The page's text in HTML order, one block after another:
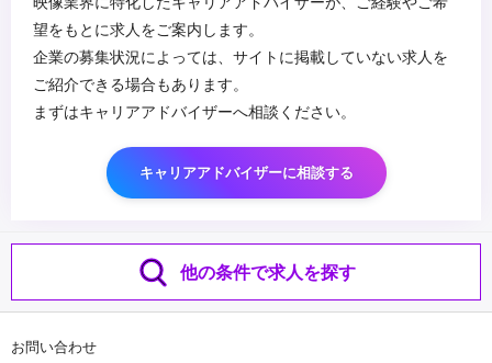
望をもとに求人をご案内します。
企業の募集状況によっては、サイトに掲載していない求人を
ご紹介できる場合もあります。
まずはキャリアアドバイザーへ相談ください。
キャリアアドバイザーに相談する
他の条件で求人を探す
お問い合わせ